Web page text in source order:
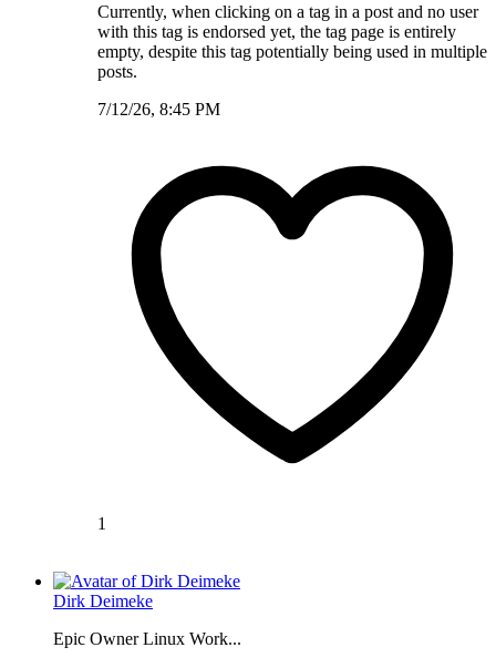
Currently, when clicking on a tag in a post and no user
with this tag is endorsed yet, the tag page is entirely
empty, despite this tag potentially being used in multiple
posts.
7/12/26, 8:45 PM
1
Dirk Deimeke
Epic Owner Linux Work...